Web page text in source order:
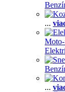
...
...